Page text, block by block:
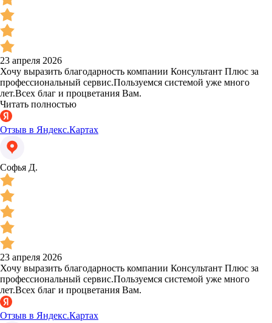
23 апреля 2026
Хочу выразить благодарность компании Консультант Плюс за
профессиональный сервис.Пользуемся системой уже много
лет.Всех благ и процветания Вам.
Читать полностью
Отзыв в Яндекс.Картах
Софья Д.
23 апреля 2026
Хочу выразить благодарность компании Консультант Плюс за
профессиональный сервис.Пользуемся системой уже много
лет.Всех благ и процветания Вам.
Отзыв в Яндекс.Картах